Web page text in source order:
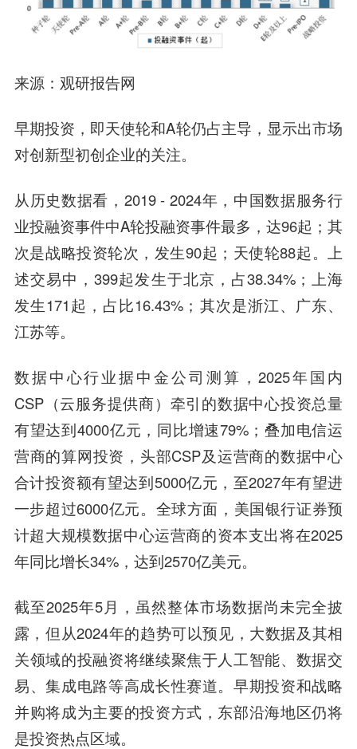
来源：观研报告网
早期投资，即天使轮和A轮仍占主导，显示出市场
对创新型初创企业的关注。
从历史数据看，2019 - 2024年，中国数据服务行
业投融资事件中A轮投融资事件最多，达96起；其
次是战略投资轮次，发生90起；天使轮88起。上
述交易中，399起发生于北京，占38.34%；上海
发生171起，占比16.43%；其次是浙江、广东、
江苏等。
数据中心行业据中金公司测算，2025年国内
CSP（云服务提供商）牵引的数据中心投资总量
有望达到4000亿元，同比增速79%；叠加电信运
营商的算网投资，头部CSP及运营商的数据中心
合计投资额有望达到5000亿元，至2027年有望进
一步超过6000亿元。全球方面，美国银行证券预
计超大规模数据中心运营商的资本支出将在2025
年同比增长34%，达到2570亿美元。
截至2025年5月，虽然整体市场数据尚未完全披
露，但从2024年的趋势可以预见，大数据及其相
关领域的投融资将继续聚焦于人工智能、数据交
易、集成电路等高成长性赛道。早期投资和战略
并购将成为主要的投资方式，东部沿海地区仍将
是投资热点区域。